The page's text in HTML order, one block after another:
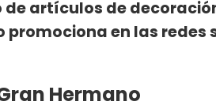
artículos de
promociona en las
Hermano